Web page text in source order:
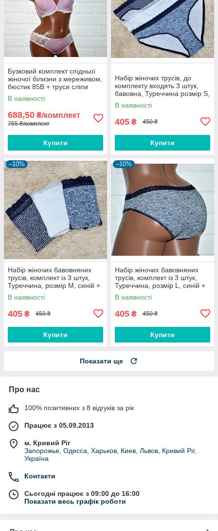
Бузковий комплект спідньої
жіночої білизни з мереживом,
бюстик 85B + труси сліпи
розмір XL
В наявності
688,50 ₴/комплект
765 ₴/комплект
Купити
Набір жіночих трусів, до
комплекту входять 3 штук,
бавовна, Туреччина розмір S,
синій + білий
В наявності
405 ₴ 450 ₴
Купити
–10%
Набір жіночих бавовняних
трусів, комплект із 3 штук,
Туреччина, розмір M, синій +
білий
В наявності
405 ₴ 450 ₴
Купити
–10%
Набір жіночих бавовняних
трусів, комплект із 3 штук,
Туреччина, розмір L, синій +
білий
В наявності
405 ₴ 450 ₴
Купити
Показати ще
Про нас
100% позитивних з 8 відгуків за рік
Працює з 05.09.2013
м. Кривий Ріг
Запорожье, Одесса, Харьков, Киев, Львов, Кривий Ріг,
Україна
Контакти
Сьогодні працює з 09:00 до 16:00
Показати весь графік роботи